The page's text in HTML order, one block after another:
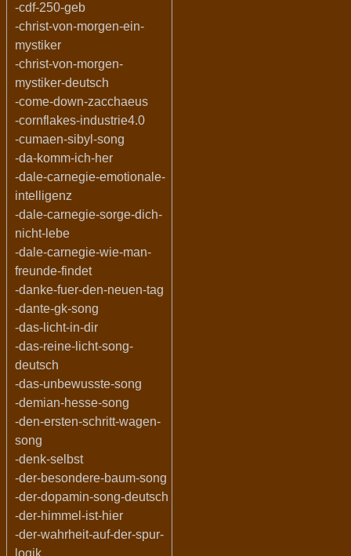
-cdf-250-geb
-christ-von-morgen-ein-
mystiker
-christ-von-morgen-
mystiker-deutsch
-come-down-zacchaeus
-cornflakes-industrie4.0
-cumaen-sibyl-song
-da-komm-ich-her
-dale-carnegie-emotionale-
intelligenz
-dale-carnegie-sorge-dich-
nicht-lebe
-dale-carnegie-wie-man-
freunde-findet
-danke-fuer-den-neuen-tag
-dante-gk-song
-das-licht-in-dir
-das-reine-licht-song-
deutsch
-das-unbewusste-song
-demian-hesse-song
-den-ersten-schritt-wagen-
song
-denk-selbst
-der-besondere-baum-song
-der-dopamin-song-deutsch
-der-himmel-ist-hier
-der-wahrheit-auf-der-spur-
logik